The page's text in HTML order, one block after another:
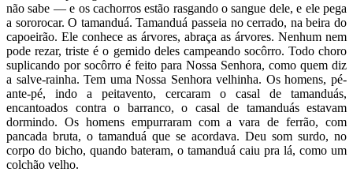
não sabe — e os cachorros estão rasgando o sangue dele, e ele pega
a sororocar. O tamanduá. Tamanduá passeia no cerrado, na beira do
capoeirão. Ele conhece as árvores, abraça as árvores. Nenhum nem
pode rezar, triste é o gemido deles campeando socôrro. Todo choro
suplicando por socôrro é feito para Nossa Senhora, como quem diz
a salve-rainha. Tem uma Nossa Senhora velhinha. Os homens, pé-
ante-pé, indo a peitavento, cercaram o casal de tamanduás,
encantoados contra o barranco, o casal de tamanduás estavam
dormindo. Os homens empurraram com a vara de ferrão, com
pancada bruta, o tamanduá que se acordava. Deu som surdo, no
corpo do bicho, quando bateram, o tamanduá caiu pra lá, como um
colchão velho.